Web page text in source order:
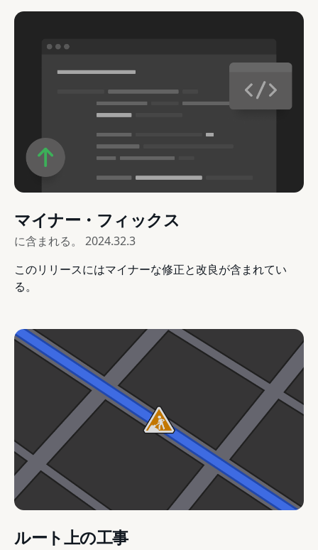
マイナー・フィックス
に含まれる。 2024.32.3
このリリースにはマイナーな修正と改良が含まれてい
る。
ルート上の工事